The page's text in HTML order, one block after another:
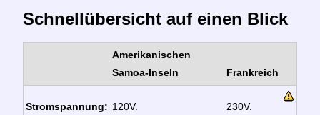
Schnellübersicht auf einen Blick
Amerikanischen
Samoa-Inseln
Frankreich
Stromspannung: 120V. 230V.